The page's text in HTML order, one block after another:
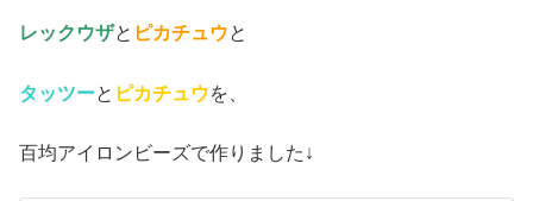
レックウザと ピカチュウと
タッツーと ピカチュウを、
百均アイロンビーズで作りました↓